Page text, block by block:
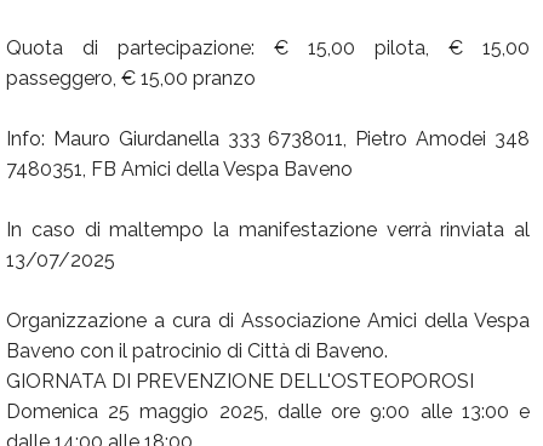
Quota di partecipazione: € 15,00 pilota, € 15,00
passeggero, € 15,00 pranzo
Info: Mauro Giurdanella 333 6738011, Pietro Amodei 348
7480351, FB Amici della Vespa Baveno
In caso di maltempo la manifestazione verrà rinviata al
13/07/2025
Organizzazione a cura di Associazione Amici della Vespa
Baveno con il patrocinio di Città di Baveno.
GIORNATA DI PREVENZIONE DELL'OSTEOPOROSI
Domenica 25 maggio 2025, dalle ore 9:00 alle 13:00 e